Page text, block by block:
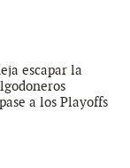
escapar la
a los Playoffs